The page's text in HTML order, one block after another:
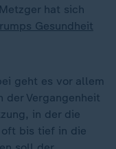
hat sich
Gesundheit
geht es vor allem
Vergangenheit
in der die
bis tief in die